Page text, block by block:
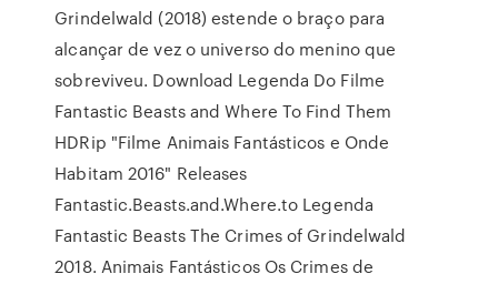
Grindelwald (2018) estende o braço para
alcançar de vez o universo do menino que
sobreviveu. Download Legenda Do Filme
Fantastic Beasts and Where To Find Them
HDRip "Filme Animais Fantásticos e Onde
Habitam 2016" Releases
Fantastic.Beasts.and.Where.to Legenda
Fantastic Beasts The Crimes of Grindelwald
2018. Animais Fantásticos Os Crimes de